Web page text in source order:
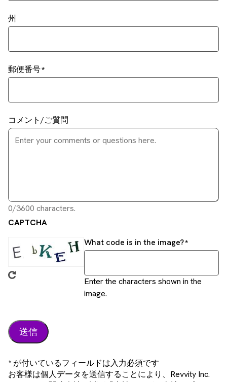
州
郵便番号
コメント/ご質問
0/3600 characters.
CAPTCHA
What code is in the image?
Enter the characters shown in the
image.
* が付いているフィールドは入力必須です
お客様は個人データを送信することにより、Revvity Inc.